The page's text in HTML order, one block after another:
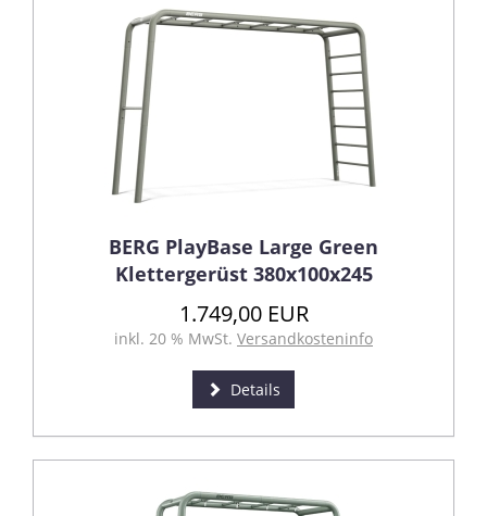
BERG PlayBase Large Green
Klettergerüst 380x100x245
1.749,00 EUR
inkl. 20 % MwSt. Versandkosteninfo
Details